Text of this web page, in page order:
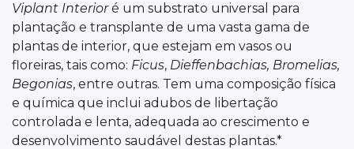
Viplant Interioré um substrato universal para
plantação e transplante de uma vasta gama de
plantas de interior, que estejam em vasos ou
floreiras, tais como: Ficus, Dieffenbachias, Bromelias,
Begonias, entre outras. Tem uma composição física
e química que inclui adubos de libertação
controlada e lenta, adequada ao crescimento e
desenvolvimento saudável destas plantas.*